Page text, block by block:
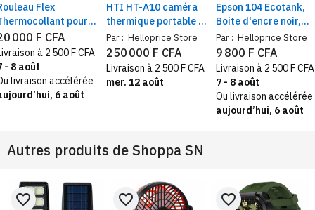
Flex
pour
& Silhouette
pour
Facile à
Et à Désherber
000 F CFA
à 2 500 F CFA
- 8 août
livraison accélérée
6 août
HTI HT-A10 caméra
thermique portable –
thermomètre
infrarouge industriel
256×192, wifi,
détection de fuites
Par : Helloprice Store
250 000 F CFA
Livraison à 2 500 F CFA
mer. 12 août
Epson 104 Ecotank,
Boite d'encre noir,
65ml
Par : Helloprice Store
9 800 F CFA
Livraison à 2 500 F CFA
7 - 8 août
Ou livraison accélérée
aujourd’hui, 6 août
Autres produits deShoppa SN
favorite_border favorite_border favorite_border